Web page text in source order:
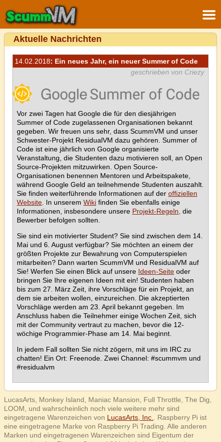
Aktuelle Nachrichten
14.02.2018: Ein neues Jahr, ein neuer Summer of Code
geschrieben von Criezy
Vor zwei Tagen hat Google die für den diesjährigen
Summer of Code zugelassenen Organisationen bekannt
gegeben. Wir freuen uns sehr, dass ScummVM und unser
Schwester-Projekt ResidualVM dazu gehören. Summer of
Code ist eine jährlich von Google organisierte
Veranstaltung, die Studenten dazu motivieren soll, an Open
Source-Projekten mitzuwirken. Open Source-
Organisationen benennen Mentoren und Arbeitspakete,
während Google Geld an teilnehmende Studenten auszahlt.
Sie finden weiterführende Informationen auf der offiziellen
Website . In unserem Wiki finden Sie ebenfalls einige
Informationen, insbesondere unsere Projekt-Regeln, die
Bewerber befolgen sollten.
Sie sind ein motivierter Student? Sie sind zwischen dem 14.
Mai und 6. August verfügbar? Sie möchten an einem der
größten Projekte zur Bewahrung von Computerspielen
mitarbeiten? Dann warten ScummVM und ResidualVM auf
Sie! Werfen Sie einen Blick auf unsere Ideen-Seite oder
bringen Sie Ihre eigenen Ideen mit ein! Studenten haben
bis zum 27. März Zeit, ihre Vorschläge für ein Projekt, an
dem sie arbeiten wollen, einzureichen. Die akzeptierten
Vorschläge werden am 23. April bekannt gegeben. Im
Anschluss haben die Teilnehmer einige Wochen Zeit, sich
mit der Community vertraut zu machen, bevor die 12-
wöchige Programmier-Phase am 14. Mai beginnt.
In jedem Fall sollten Sie nicht zögern, mit uns im IRC zu
chatten! Ein Ort: Freenode. Zwei Channel: #scummvm und
#residualvm
LucasArts, Monkey Island, Maniac Mansion, Full Throttle, The Dig,
LOOM, und wahrscheinlich noch viele weitere mehr sind
eingetragene Warenzeichen von LucasArts, Inc.
. Raspberry Pi ist
eine eingetragene Marke von Raspberry Pi Trading. Alle anderen
Marken und eingetragenen Warenzeichen sind Eigentum der